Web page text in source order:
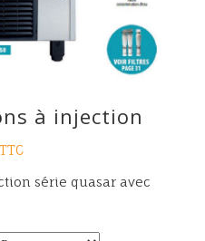
à injection
TTC
série quasar avec